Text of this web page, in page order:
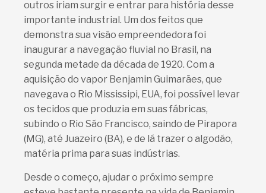
outros iriam surgir e entrar para história desse
importante industrial. Um dos feitos que
demonstra sua visão empreendedora foi
inaugurar a navegação fluvial no Brasil, na
segunda metade da década de 1920. Com a
aquisição do vapor Benjamin Guimarães, que
navegava o Rio Mississipi, EUA, foi possível levar
os tecidos que produzia em suas fábricas,
subindo o Rio São Francisco, saindo de Pirapora
(MG), até Juazeiro (BA), e de lá trazer o algodão,
matéria prima para suas indústrias.
Desde o começo, ajudar o próximo sempre